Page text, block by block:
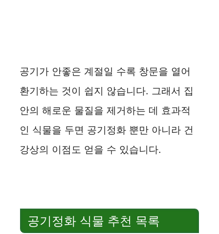
공기가 안좋은 계절일 수록 창문을 열어
환기하는 것이 쉽지 않습니다. 그래서 집
안의 해로운 물질을 제거하는 데 효과적
인 식물을 두면 공기정화 뿐만 아니라 건
강상의 이점도 얻을 수 있습니다.
공기정화 식물 추천 목록